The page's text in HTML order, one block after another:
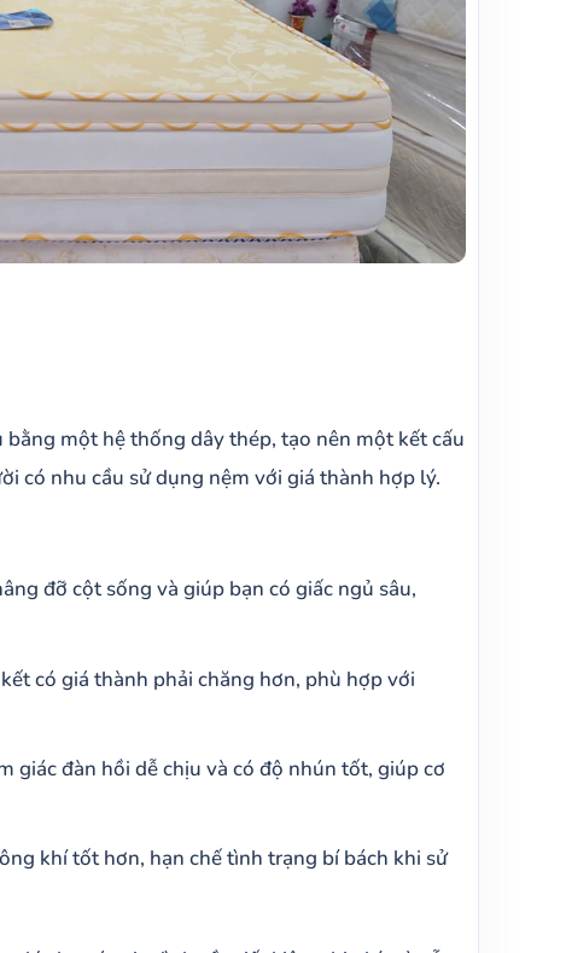
một hệ thống dây thép, tạo nên một kết cấu
có nhu cầu sử dụng nệm với giá thành hợp lý.
đỡ cột sống và giúp bạn có giấc ngủ sâu,
có giá thành phải chăng hơn, phù hợp với
giác đàn hồi dễ chịu và có độ nhún tốt, giúp cơ
khí tốt hơn, hạn chế tình trạng bí bách khi sử